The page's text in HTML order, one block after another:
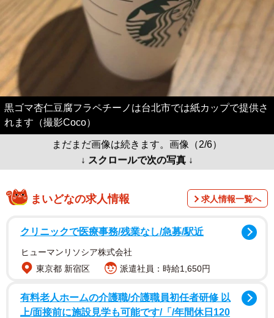
黒ゴマ杏仁豆腐フラペチーノは台北市では紙カップで提供さ
れます（撮影Coco）
まだまだ画像は続きます。画像（2/6）
↓ スクロールで次の写真 ↓
まいどなの求人情報 求人情報一覧へ
クリニックで医療事務/残業なし/急募/駅近
ヒューマンリソシア株式会社
東京都 新宿区
派遣社員：時給1,650円
有料老人ホームの介護職/介護職員初任者研修 以
上/面接前に施設見学も可能です/「/年間休日120